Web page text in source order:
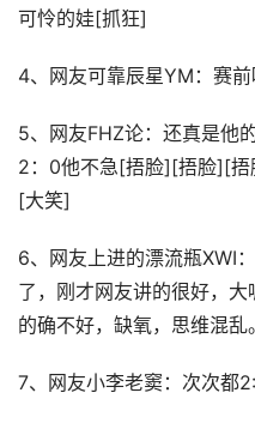
可怜的娃[抓狂]
4、网友可靠辰星YM：赛
5、网友FHZ论：还真是他
2：0他不急[捂脸][捂脸][
[大笑]
6、网友上进的漂流瓶XWI
了，刚才网友讲的很好，
的确不好，缺氧，思维混乱
7、网友小李老窦：次次都